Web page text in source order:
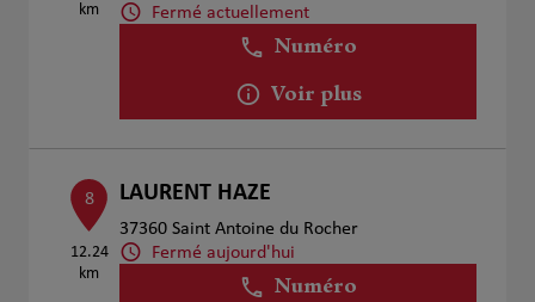
km
Fermé actuellement
Numéro
Voir plus
8
12.24
km
LAURENT HAZE
37360 Saint Antoine du Rocher
Fermé aujourd'hui
Numéro